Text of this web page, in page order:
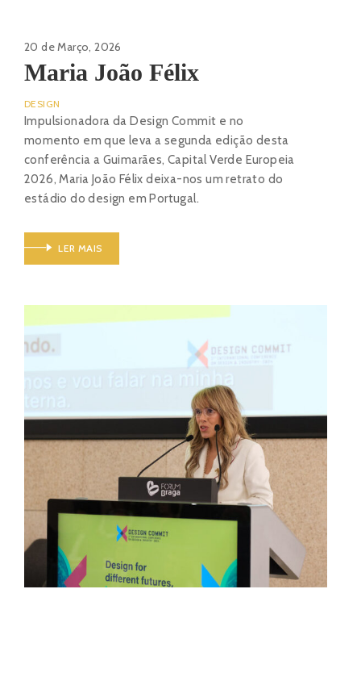
20 de Março, 2026
Maria João Félix
DESIGN
Impulsionadora da Design Commit e no
momento em que leva a segunda edição desta
conferência a Guimarães, Capital Verde Europeia
2026, Maria João Félix deixa-nos um retrato do
estádio do design em Portugal.
LER MAIS